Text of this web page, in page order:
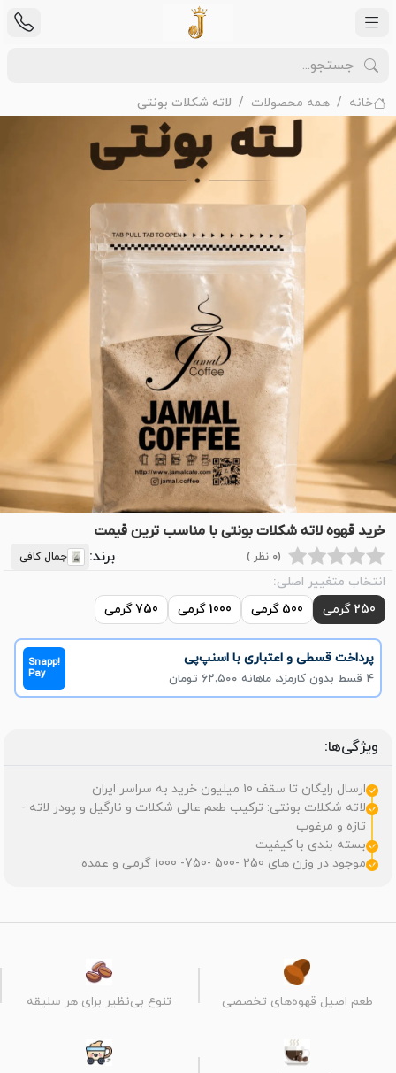
خانه همه محصولات لاته شکلات بونتی
خرید قهوه لاته شکلات بونتی با مناسب ترین قیمت
(0 نظر ) برند: جمال کافی
انتخاب متغییر اصلی:
250 گرمی
500 گرمی 1000 گرمی 750 گرمی
پرداخت قسطی و اعتباری با اسنپ‌پی
۴ قسط بدون کارمزد، ماهانه ۶۲٬۵۰۰ تومان
Snapp!
Pay
ویژگی‌ها:
ارسال رایگان تا سقف 10 میلیون خرید به سراسر ایران
لاته شکلات بونتی: ترکیب طعم عالی شکلات و نارگیل و پودر لاته -
تازه و مرغوب
بسته بندی با کیفیت
موجود در وزن های 250 -500 -750- 1000 گرمی و عمده
طعم اصیل قهوه‌های تخصصی تنوع بی‌نظیر برای هر سلیقه